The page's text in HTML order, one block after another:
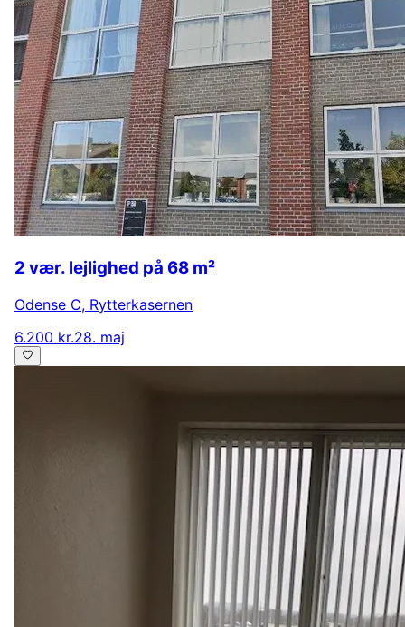
2 vær. lejlighed på 68 m²
Odense C, Rytterkasernen
6.200 kr.28. maj